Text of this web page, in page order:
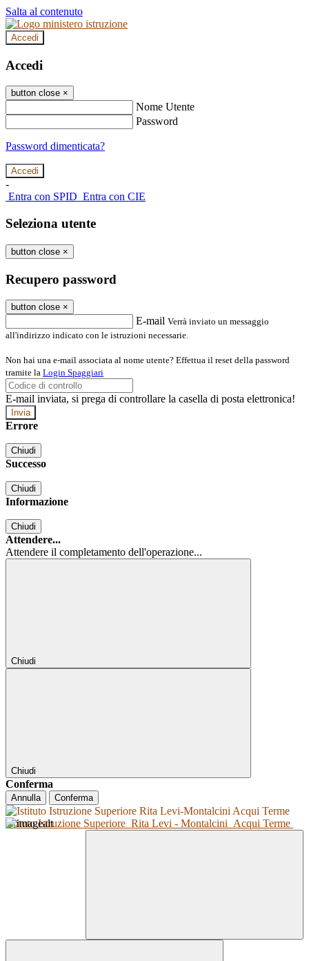
Salta al contenuto
Accedi
Accedi
button close ×
Nome Utente
Password
Password dimenticata?
-
Entra con SPID Entra con CIE
Seleziona utente
button close ×
Recupero password
button close ×
E-mail Verrà inviato un messaggio
all'indirizzo indicato con le istruzioni necessarie.
Non hai una e-mail associata al nome utente? Effettua il reset della password
tramite la Login Spaggiari
E-mail inviata, si prega di controllare la casella di posta elettronica!
Errore
Chiudi
Successo
Chiudi
Informazione
Chiudi
Attendere...
Attendere il completamento dell'operazione...
Chiudi
Chiudi
Conferma
Annulla Conferma
Istituto Istruzione Superiore Rita Levi - Montalcini Acqui Terme